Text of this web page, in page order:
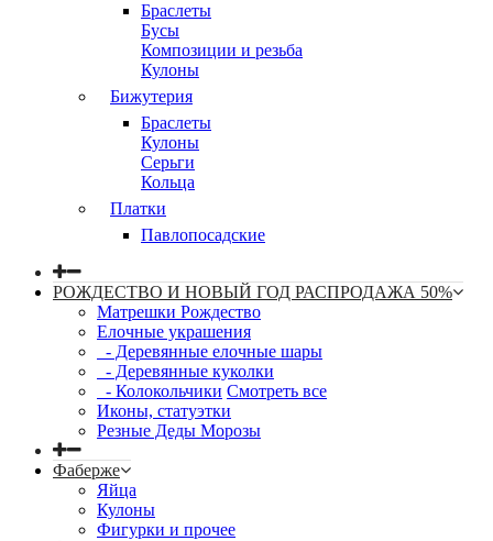
Браслеты
Бусы
Композиции и резьба
Кулоны
Бижутерия
Браслеты
Кулоны
Серьги
Кольца
Платки
Павлопосадские
РОЖДЕСТВО И НОВЫЙ ГОД РАСПРОДАЖА 50%
Матрешки Рождество
Елочные украшения
- Деревянные елочные шары
- Деревянные куколки
- Колокольчики Смотреть все
Иконы, статуэтки
Резные Деды Морозы
Фаберже
Яйца
Кулоны
Фигурки и прочее